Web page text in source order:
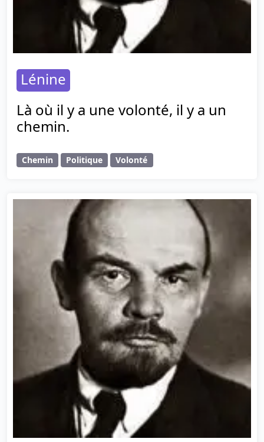
Lénine
Là où il y a une volonté, il y a un
chemin.
Chemin Politique Volonté